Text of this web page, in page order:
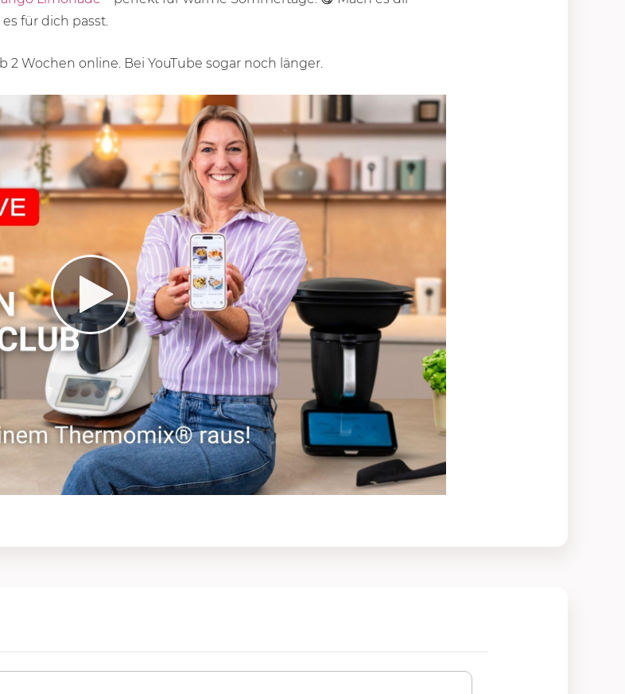
für dich passt.
2 Wochen online. Bei YouTube sogar noch länger.